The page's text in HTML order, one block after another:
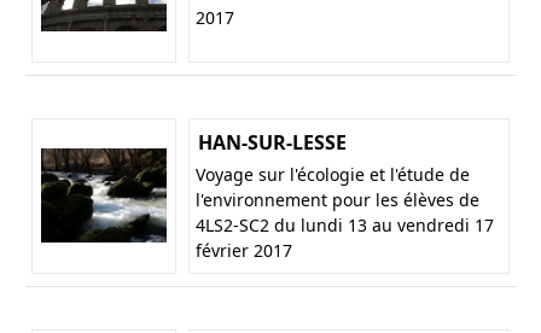
2017
HAN-SUR-LESSE
Voyage sur l'écologie et l'étude de
l'environnement pour les élèves de
4LS2-SC2 du lundi 13 au vendredi 17
février 2017